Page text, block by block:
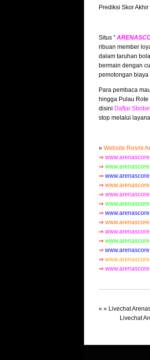
Prediksi Skor Akhir
Situs ”
ribuan member
dalam taruhan
bermain dengan
pemotongan
Para pembaca
hingga Pulau
disini Daftar
stop melalui
» Website Resmi
⇒
⇒
⇒
⇒
⇒
⇒
⇒
⇒
⇒
⇒
⇒
⇒
⇒
« « Livechat
Livechat